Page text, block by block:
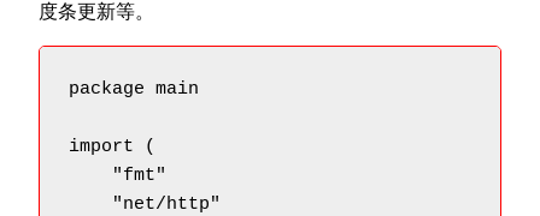
度条更新等。
package main
import (
    "fmt"
    "net/http"